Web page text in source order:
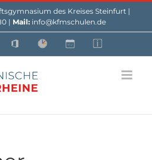
des Kreises Steinfurt |
| Mail:info@kfmschulen.de
Office WebuntisCustomCustom